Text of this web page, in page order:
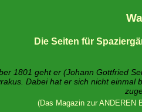
Die Seiten für
1801 geht er (Johann Gottfried
Dabei hat er sich nicht
(Das Magazin zur ANDEREN